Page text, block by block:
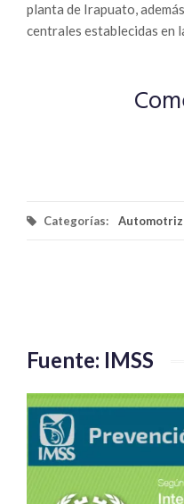
planta de Irapuato,
centrales establecidas en
Categorías: Automotriz
Fuente: IMSS